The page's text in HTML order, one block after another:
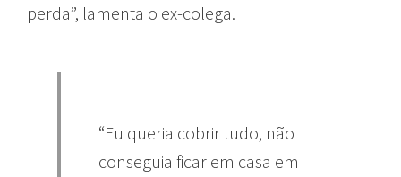
perda”, lamenta o ex-colega.
“Eu queria cobrir tudo, não
conseguia ficar em casa em